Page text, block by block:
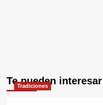
Te pueden interesar
Tradiciones